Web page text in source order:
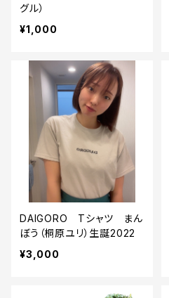
グル）
¥1,000
DAIGORO Tシャツ まん
ぼう（桐原ユリ）生誕2022
¥3,000